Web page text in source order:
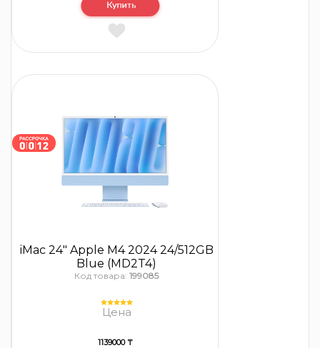
iMac 24″ Apple M4 2024 24/512GB
Blue (MD2T4)
Код товара: 199085
Цена
1139000 ₸